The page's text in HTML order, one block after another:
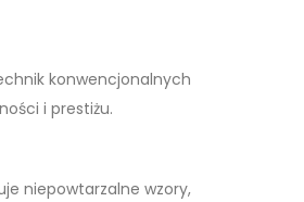
konwencjonalnych
i prestiżu.
niepowtarzalne wzory,